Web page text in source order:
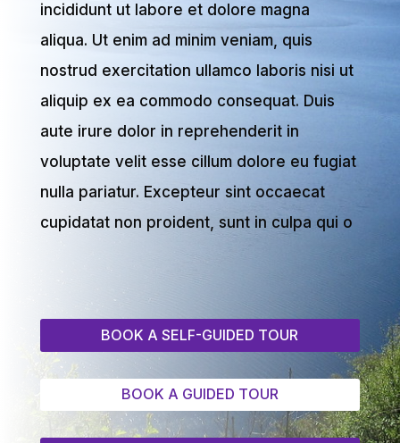
incididunt ut labore et dolore magna
aliqua. Ut enim ad minim veniam, quis
nostrud exercitation ullamco laboris nisi ut
aliquip ex ea commodo consequat. Duis
aute irure dolor in reprehenderit in
voluptate velit esse cillum dolore eu fugiat
nulla pariatur. Excepteur sint occaecat
cupidatat non proident, sunt in culpa qui o
BOOK A SELF-GUIDED TOUR
BOOK A GUIDED TOUR